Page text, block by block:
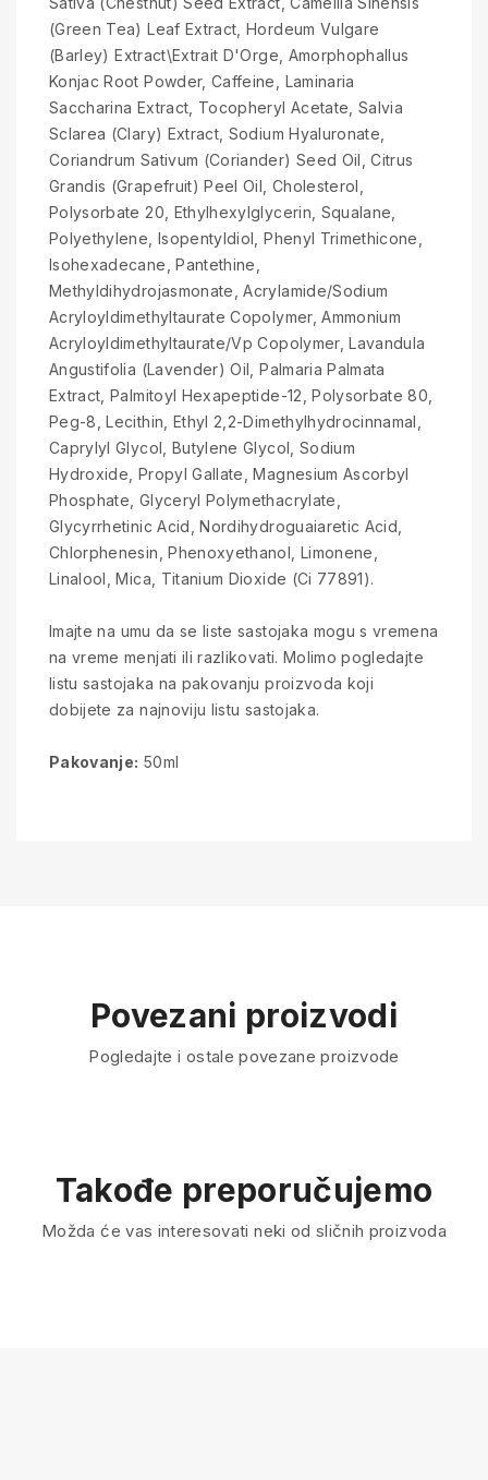
(Green Tea) Leaf Extract, Hordeum Vulgare
(Barley) Extract\Extrait D'Orge, Amorphophallus
Konjac Root Powder, Caffeine, Laminaria
Saccharina Extract, Tocopheryl Acetate, Salvia
Sclarea (Clary) Extract, Sodium Hyaluronate,
Coriandrum Sativum (Coriander) Seed Oil, Citrus
Grandis (Grapefruit) Peel Oil, Cholesterol,
Polysorbate 20, Ethylhexylglycerin, Squalane,
Polyethylene, Isopentyldiol, Phenyl Trimethicone,
Isohexadecane, Pantethine,
Methyldihydrojasmonate, Acrylamide/Sodium
Acryloyldimethyltaurate Copolymer, Ammonium
Acryloyldimethyltaurate/Vp Copolymer, Lavandula
Angustifolia (Lavender) Oil, Palmaria Palmata
Extract, Palmitoyl Hexapeptide-12, Polysorbate 80,
Peg-8, Lecithin, Ethyl 2,2-Dimethylhydrocinnamal,
Caprylyl Glycol, Butylene Glycol, Sodium
Hydroxide, Propyl Gallate, Magnesium Ascorbyl
Phosphate, Glyceryl Polymethacrylate,
Glycyrrhetinic Acid, Nordihydroguaiaretic Acid,
Chlorphenesin, Phenoxyethanol, Limonene,
Linalool, Mica, Titanium Dioxide (Ci 77891).
Imajte na umu da se liste sastojaka mogu s vremena
na vreme menjati ili razlikovati. Molimo pogledajte
listu sastojaka na pakovanju proizvoda koji
dobijete za najnoviju listu sastojaka.
Pakovanje: 50ml
Povezani proizvodi
Pogledajte i ostale povezane proizvode
Takođe preporučujemo
Možda će vas interesovati neki od sličnih proizvoda